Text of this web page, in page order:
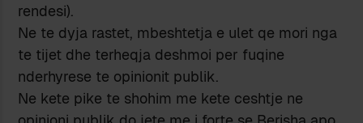
rendesi).
Ne te dyja rastet, mbeshtetja e ulet qe mori nga
te tijet dhe terheqja deshmoi per fuqine
nderhyrese te opinionit publik.
Ne kete pike te shohim me kete ceshtje ne